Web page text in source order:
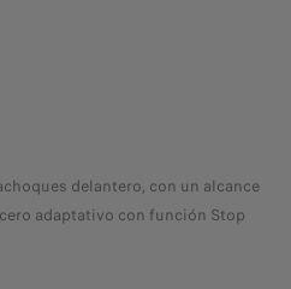
delantero, con un alcance
adaptativo con función Stop